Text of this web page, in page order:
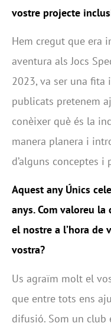
vostre projecte
Hem cregut que era
aventura als Jocs
2023, va ser una fita
publicats pretenem
conèixer què és la
manera planera i
d’alguns conceptes i
⁠Aquest any Únics
anys. Com valoreu
el nostre a l’hora
vostra?
Us agraïm molt el
que entre tots ens
difusió. Som un club